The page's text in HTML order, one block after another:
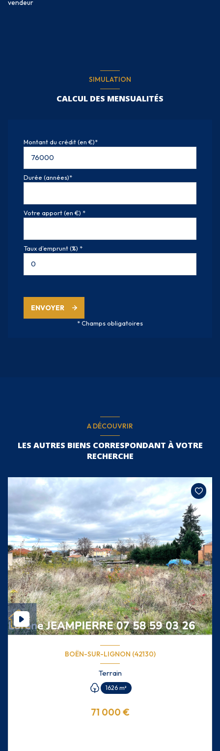
vendeur
SIMULATION
CALCUL DES MENSUALITÉS
Montant du crédit (en €)*
Durée (années)*
Votre apport (en €) *
Taux d'emprunt (%) *
ENVOYER
* Champs obligatoires
A DÉCOUVRIR
LES AUTRES BIENS CORRESPONDANT À VOTRE
RECHERCHE
BOËN-SUR-LIGNON (42130)
Terrain
1626 m²
71 000 €